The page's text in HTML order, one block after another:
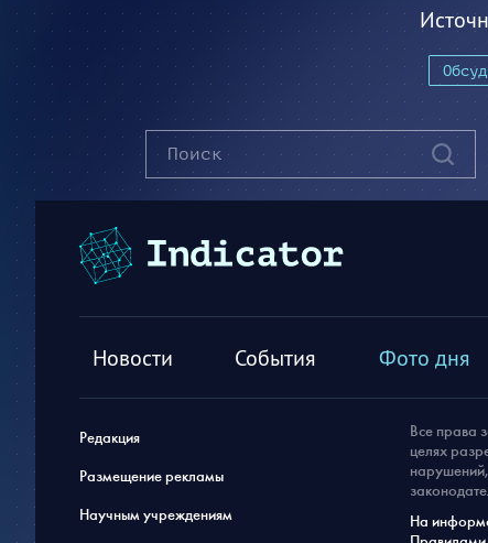
Новости События Фото дня
Редакция
Размещение рекламы
Научным учреждениям
Все права
целях
нарушений,
На